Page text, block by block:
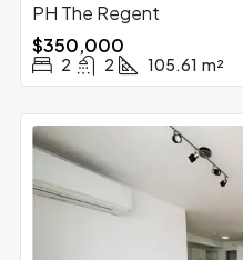
PH The Regent
$350,000
2 2 105.61 m²